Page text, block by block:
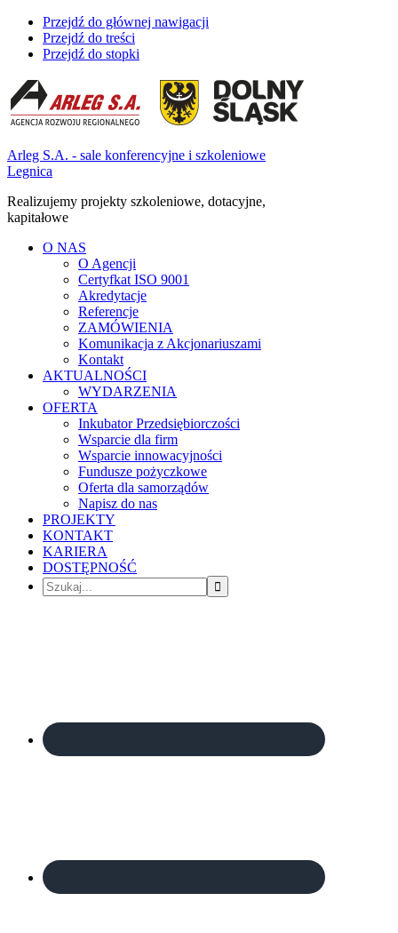
Przejdź do głównej nawigacji
Przejdź do treści
Przejdź do stopki
Arleg S.A. - sale konferencyjne i szkoleniowe
Legnica
Realizujemy projekty szkoleniowe, dotacyjne,
kapitałowe
O NAS
O Agencji
Certyfkat ISO 9001
Akredytacje
Referencje
ZAMÓWIENIA
Komunikacja z Akcjonariuszami
Kontakt
AKTUALNOŚCI
WYDARZENIA
OFERTA
Inkubator Przedsiębiorczości
Wsparcie dla firm
Wsparcie innowacyjności
Fundusze pożyczkowe
Oferta dla samorządów
Napisz do nas
PROJEKTY
KONTAKT
KARIERA
DOSTĘPNOŚĆ
Szukaj...